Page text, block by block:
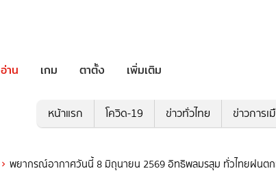
อ่าน เกม ตาตั้ง เพิ่มเติม
หน้าแรก โควิด-19 ข่าวทั่วไทย ข่าวการเ
พยากรณ์อากาศวันนี้ 8 มิถุนายน 2569 อิทธิพลมรสุม ทั่วไทยฝนต